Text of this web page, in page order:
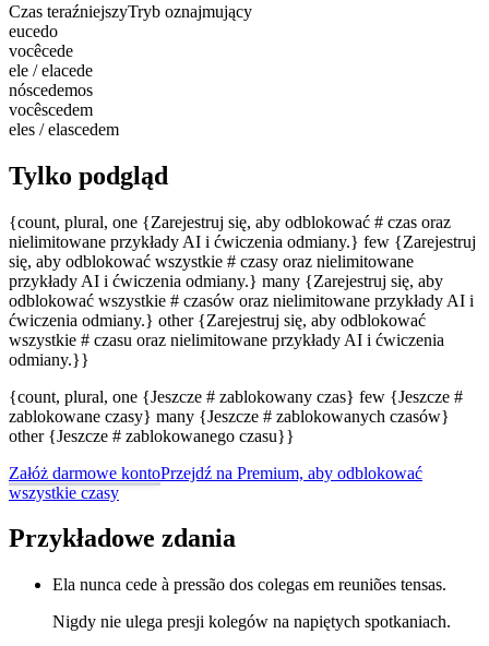
Czas teraźniejszyTryb oznajmujący
eucedo
vocêcede
ele / elacede
nóscedemos
vocêscedem
eles / elascedem
Tylko podgląd
{count, plural, one {Zarejestruj się, aby odblokować # czas oraz
nielimitowane przykłady AI i ćwiczenia odmiany.} few {Zarejestruj
się, aby odblokować wszystkie # czasy oraz nielimitowane
przykłady AI i ćwiczenia odmiany.} many {Zarejestruj się, aby
odblokować wszystkie # czasów oraz nielimitowane przykłady AI i
ćwiczenia odmiany.} other {Zarejestruj się, aby odblokować
wszystkie # czasu oraz nielimitowane przykłady AI i ćwiczenia
odmiany.}}
{count, plural, one {Jeszcze # zablokowany czas} few {Jeszcze #
zablokowane czasy} many {Jeszcze # zablokowanych czasów}
other {Jeszcze # zablokowanego czasu}}
Załóż darmowe kontoPrzejdź na Premium, aby odblokować
wszystkie czasy
Przykładowe zdania
Ela nunca cede à pressão dos colegas em reuniões tensas.
Nigdy nie ulega presji kolegów na napiętych spotkaniach.